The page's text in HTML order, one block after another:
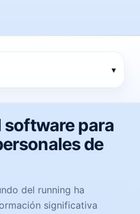
para
de
del running ha
significativa